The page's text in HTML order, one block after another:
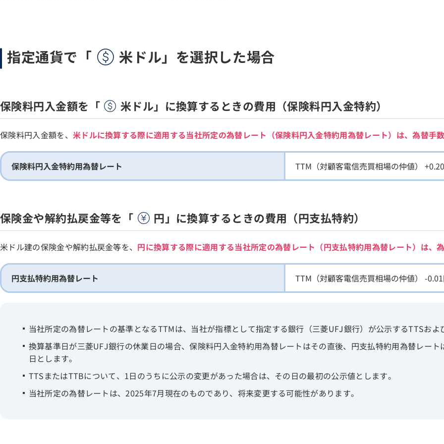
指定通貨で「 米ドル」を選択した場合
保険料円入金額を「 米ドル」に換算するときの費用（保険料円入金特約）
保険料円入金額を、 米ドルに換算する際に適用する当社所定の為替レート（保険料円入金特約用為替レート）は、為替手数
保険料円入金特約用為替レート TTM（対顧客電信売買相場の仲値）
保険金や解約払戻金等を「 円」に換算するときの費用（円支払特約）
米ドル建の保険金や解約払戻金等を、 円に換算する際に適用する当社所定の為替レート（円支払特約用為替レート）は、
円支払特約用為替レート TTM（対顧客電信売買相場の仲値） -
当社所定の為替レートの基準となるTTMは、当社が指標として指定する銀行（三菱UFJ銀行）が公示するTTSおよ
換算基準日が三菱UFJ銀行の休業日の場合、保険料円入金特約用為替レートはその直後、円支払特約用為替レー
日とします。
TTSまたはTTBについて、1日のうちに公示の変更があった場合は、その日の最初の公示値とします。
当社所定の為替レートは、2025年7月現在のものであり、将来変更する可能性があります。